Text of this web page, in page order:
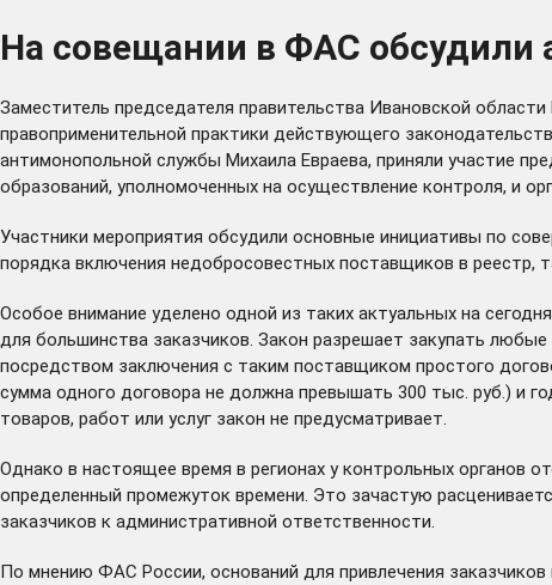
На совещании в ФАС обсудили
Заместитель председателя правительства Ивановской
правоприменительной практики действующего
антимонопольной службы Михаила Евраева, приняли участие
образований, уполномоченных на осуществление контроля, и
Участники мероприятия обсудили основные инициативы по
порядка включения недобросовестных поставщиков в реестр,
Особое внимание уделено одной из таких актуальных на
для большинства заказчиков. Закон разрешает закупать
посредством заключения с таким поставщиком простого
сумма одного договора не должна превышать 300 тыс. руб.) и
товаров, работ или услуг закон не предусматривает.
Однако в настоящее время в регионах у контрольных органов
определенный промежуток времени. Это зачастую
заказчиков к административной ответственности.
По мнению ФАС России, оснований для привлечения